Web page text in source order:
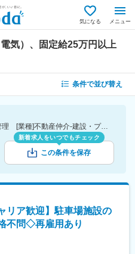
気になる メニュー
気）、固定給25万円以上
条件で並び替え
[職種]設備施工管理（電気）-施工管理 [業種]不動産仲介-建設・プラント・不動産業界 [詳細条件](待遇・福利厚生)固定給25万円以上
新着求人をいつでもチェック
この条件を保存
リア歓迎】駐車場施設の
不問◇再雇用あり